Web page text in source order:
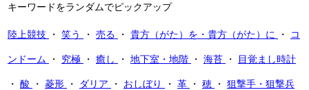
キーワードをランダムでピックアップ
陸上競技 ・ 笑う ・ 売る ・ 貴方（がた）を・貴方（がた）に ・ コ
ンドーム ・ 究極 ・ 癒し ・ 地下室・地階 ・ 海苔 ・ 目覚まし時計
・ 酸 ・ 菱形 ・ ダリア ・ おしぼり ・ 革 ・ 穂 ・ 狙撃手・狙撃兵